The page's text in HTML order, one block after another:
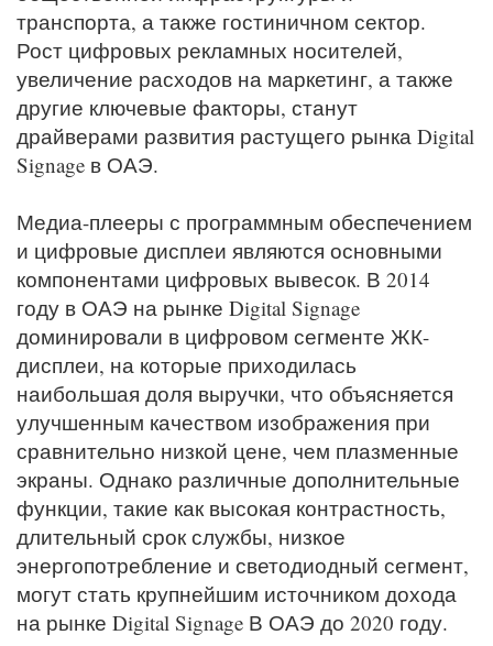
транспорта, а также гостиничном сектор.
Рост цифровых рекламных носителей,
увеличение расходов на маркетинг, а также
другие ключевые факторы, станут
драйверами развития растущего рынка Digital
Signage в ОАЭ.
Медиа-плееры с программным обеспечением
и цифровые дисплеи являются основными
компонентами цифровых вывесок. В 2014
году в ОАЭ на рынке Digital Signage
доминировали в цифровом сегменте ЖК-
дисплеи, на которые приходилась
наибольшая доля выручки, что объясняется
улучшенным качеством изображения при
сравнительно низкой цене, чем плазменные
экраны. Однако различные дополнительные
функции, такие как высокая контрастность,
длительный срок службы, низкое
энергопотребление и светодиодный сегмент,
могут стать крупнейшим источником дохода
на рынке Digital Signage В ОАЭ до 2020 году.